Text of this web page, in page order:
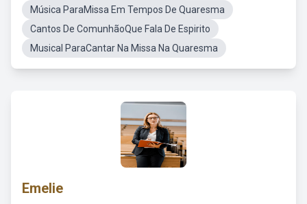
Música ParaMissa Em Tempos De Quaresma
Cantos De ComunhãoQue Fala De Espirito
Musical ParaCantar Na Missa Na Quaresma
Emelie